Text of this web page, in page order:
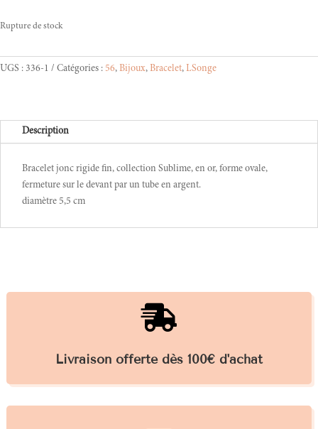
Rupture de stock
UGS : 336-1 Catégories : 56, Bijoux, Bracelet, LSonge
Description
Bracelet jonc rigide fin, collection Sublime, en or, forme ovale,
fermeture sur le devant par un tube en argent.
diamètre 5,5 cm

Livraison offerte dès 100€ d'achat